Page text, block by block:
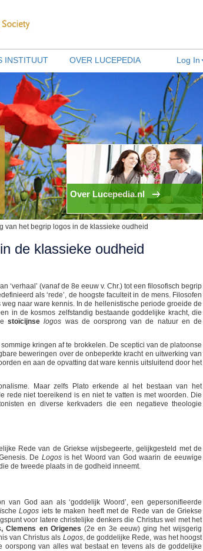
Log In
INSTITUUT OVER LUCEPEDIA
Over Lucepedia.nl
van het begrip logos in de klassieke oudheid
de klassieke oudheid
‘verhaal’ (vanaf de 8e eeuw v. Chr.) tot een filosofisch begrip
als ‘rede’, de hoogste faculteit in de mens. Filosofen
naar ware kennis. In de hellenistische periode groeide de
in de kosmos zelfstandig bestaande goddelijke kracht, die
stoïcijnse logos was de oorsprong van de natuur en de
kringen af te brokkelen. De sceptici van de platoonse
beweringen over de onbeperkte kracht en uitwerking van
en aan de opvatting dat ware kennis uitsluitend door het
Maar zelfs Plato erkende al het bestaan van het
rede niet toereikend is en niet te vatten is met woorden. Die
en diverse kerkvaders die een negatieve theologie
Rede van de Griekse wijsbegeerte, gelijkgesteld met de
De Logosis het Woord van God waarin de eeuwige
de tweede plaats in de godheid inneemt.
van God aan als ‘goddelijk Woord’, een gepersonifieerde
Logos iets te maken heeft met de Rede van de Griekse
voor latere christelijke denkers die Christus wel met het
Clemens en Origenes (2e en 3e eeuw) ging het wijsgerig
van Christus als Logos, de goddelijke Rede, was het hoogst
van alles wat bestaat en tevens als de goddelijke